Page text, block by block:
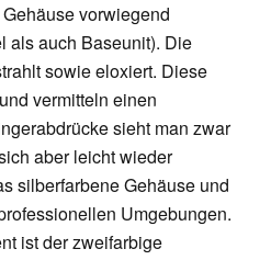
vorwiegend
als auch Baseunit). Die
sowie eloxiert. Diese
vermitteln einen
sieht man zwar
aber leicht wieder
silberfarbene Gehäuse und
Umgebungen.
ist der zweifarbige